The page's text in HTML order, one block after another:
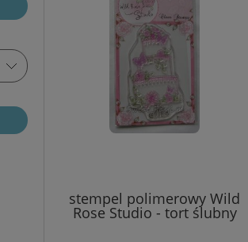
stempel polimerowy Wild
Rose Studio - tort ślubny